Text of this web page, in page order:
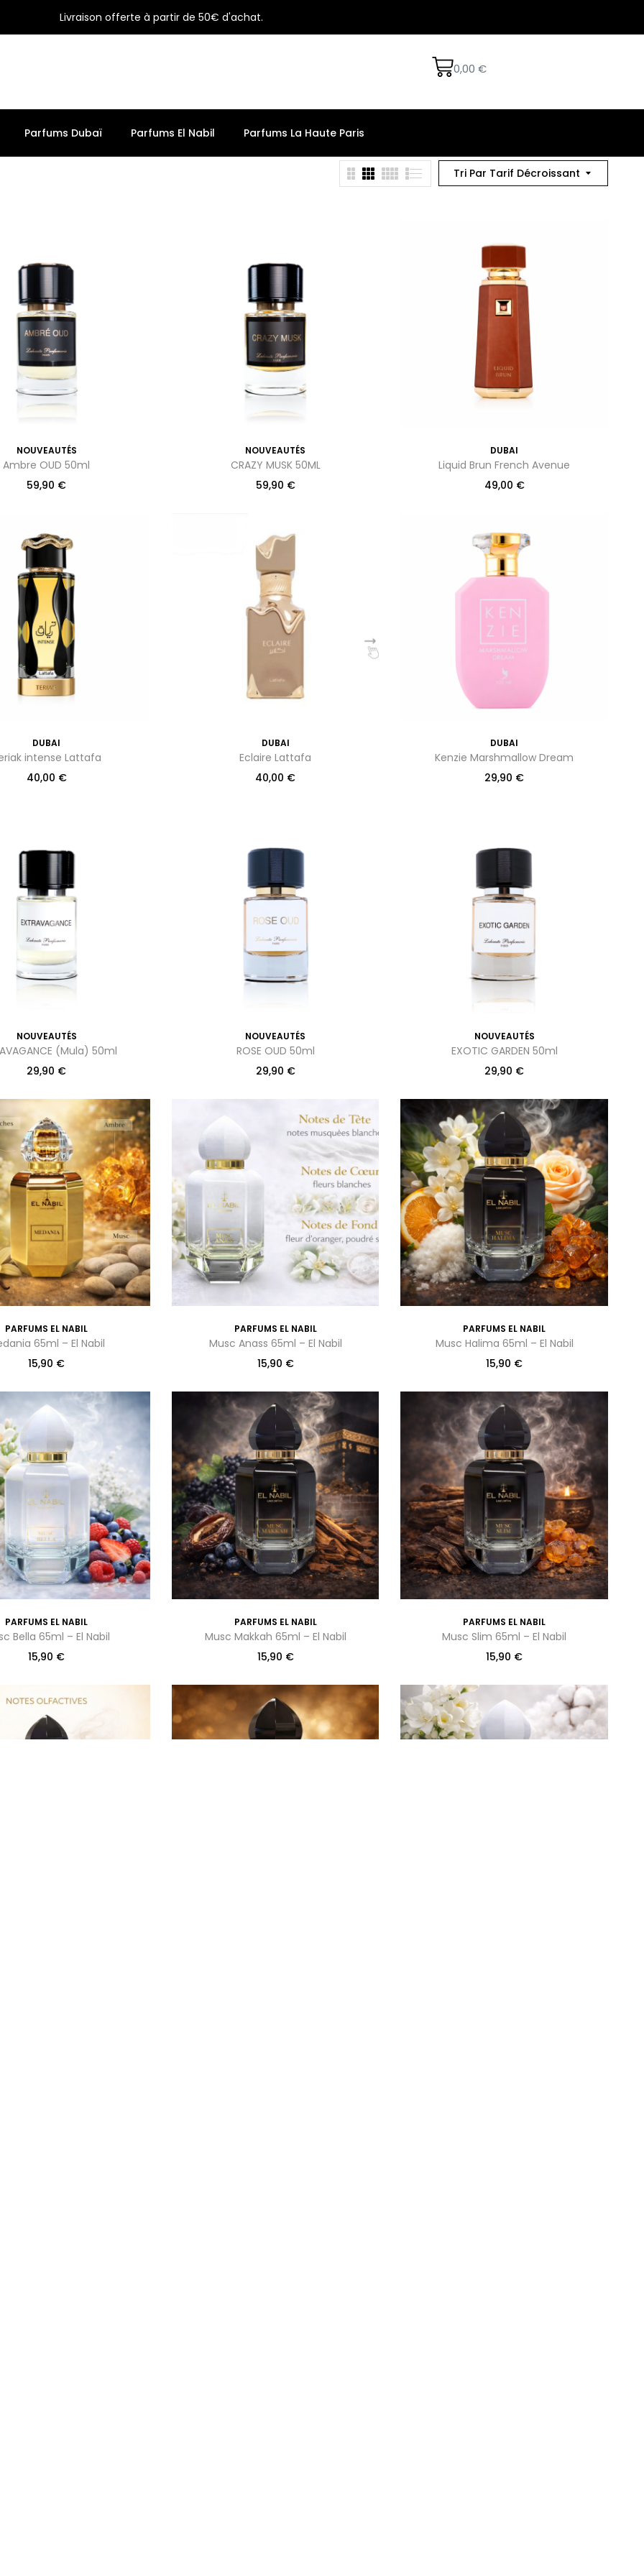
Livraison offerte à partir de 50€ d'achat.
0,00 €
Parfums Dubaï Parfums El Nabil Parfums La Haute Paris
Tri Par Tarif Décroissant
NOUVEAUTÉS
Ambre OUD 50ml
59,90 €
NOUVEAUTÉS
CRAZY MUSK 50ML
59,90 €
DUBAI
Liquid Brun French Avenue
49,00 €
DUBAI
intense Lattafa
40,00 €
DUBAI
Eclaire Lattafa
40,00 €
DUBAI
Kenzie Marshmallow Dream
29,90 €
NOUVEAUTÉS
(Mula) 50ml
29,90 €
NOUVEAUTÉS
ROSE OUD 50ml
29,90 €
NOUVEAUTÉS
EXOTIC GARDEN 50ml
29,90 €
PARFUMS EL NABIL
65ml – El Nabil
15,90 €
PARFUMS EL NABIL
Musc Anass 65ml – El Nabil
15,90 €
PARFUMS EL NABIL
Musc Halima 65ml – El Nabil
15,90 €
PARFUMS EL NABIL
Bella 65ml – El Nabil
15,90 €
PARFUMS EL NABIL
Musc Makkah 65ml – El Nabil
15,90 €
PARFUMS EL NABIL
Musc Slim 65ml – El Nabil
15,90 €